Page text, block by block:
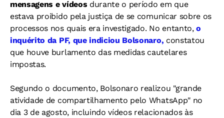
mensagens e vídeos durante o período em que
estava proibido pela justiça de se comunicar sobre os
processos nos quais era investigado. No entanto,o
inquérito da PF, que indiciou Bolsonaro, constatou
que houve burlamento das medidas cautelares
impostas.
Segundo o documento, Bolsonaro realizou "grande
atividade de compartilhamento pelo WhatsApp" no
dia 3 de agosto, incluindo vídeos relacionados às